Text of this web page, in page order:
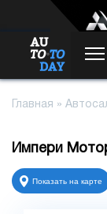
Главная »
Импери
Показать на карте